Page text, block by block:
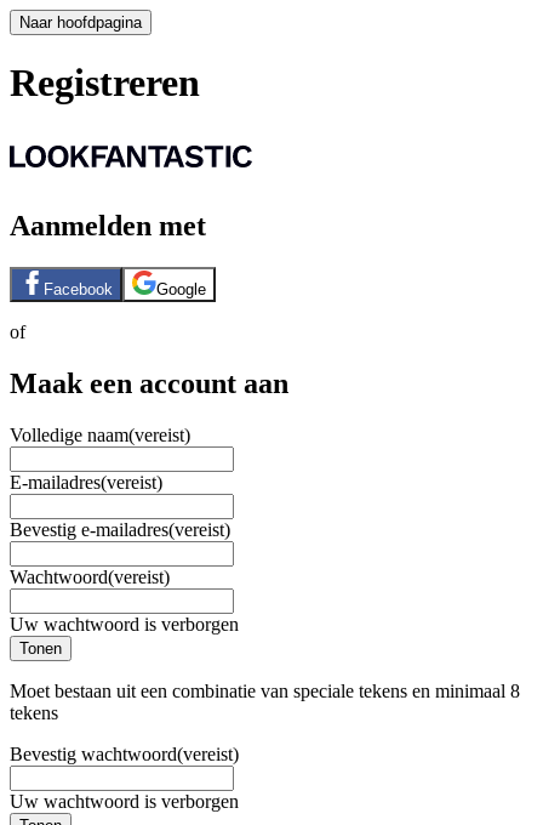
Naar hoofdpagina
Registreren
Aanmelden met
Facebook Google
of
Maak een account aan
Volledige naam(vereist)
E-mailadres(vereist)
Bevestig e-mailadres(vereist)
Wachtwoord(vereist)
Uw wachtwoord is verborgen
Tonen
Moet bestaan uit een combinatie van speciale tekens en minimaal 8
tekens
Bevestig wachtwoord(vereist)
Uw wachtwoord is verborgen